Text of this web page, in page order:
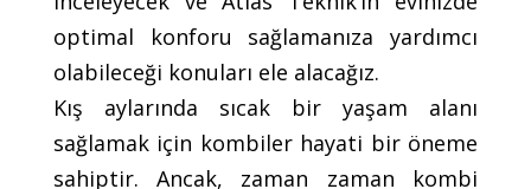
optimal konforu sağlamanıza yardımcı
olabileceği konuları ele alacağız.
Kış aylarında sıcak bir yaşam alanı
sağlamak için kombiler hayati bir öneme
sahiptir. Ancak, zaman zaman kombi